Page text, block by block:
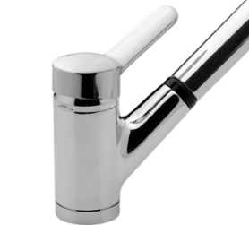
Hablemos...
Solo tenes que decirme: Hola